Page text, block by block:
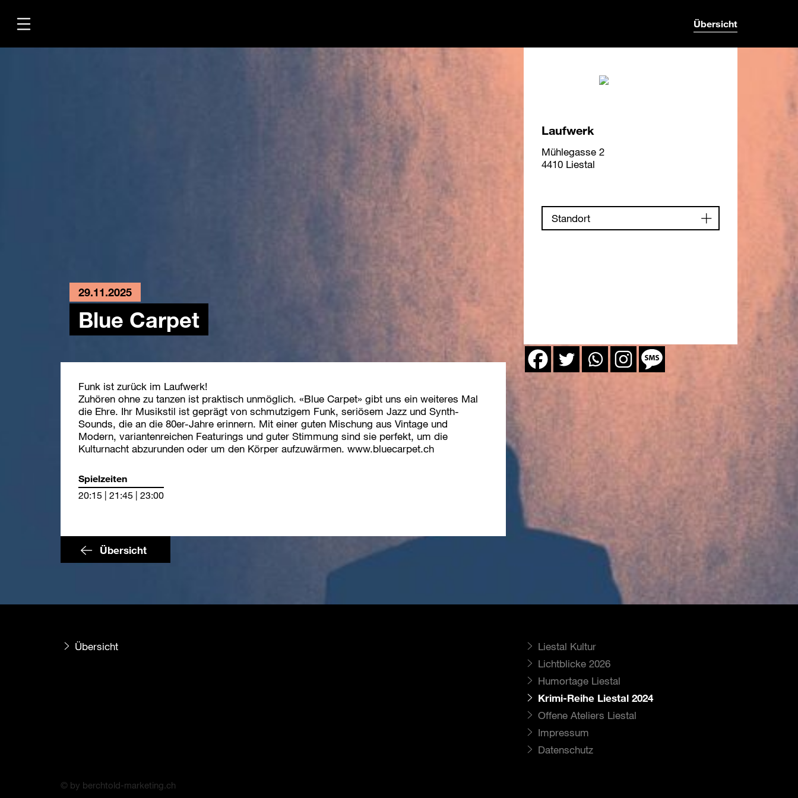
Übersicht
29.11.2025
Blue Carpet
Funk ist zurück im Laufwerk!
Zuhören ohne zu tanzen ist praktisch unmöglich. «Blue Carpet» gibt uns ein weiteres Mal
die Ehre. Ihr Musikstil ist geprägt von schmutzigem Funk, seriösem Jazz und Synth-
Sounds, die an die 80er-Jahre erinnern. Mit einer guten Mischung aus Vintage und
Modern, variantenreichen Featurings und guter Stimmung sind sie perfekt, um die
Kulturnacht abzurunden oder um den Körper aufzuwärmen. www.bluecarpet.ch
Spielzeiten
20:15 | 21:45 | 23:00
Laufwerk
Mühlegasse 2
4410 Liestal
Standort
Übersicht
Übersicht
Liestal Kultur
Lichtblicke 2026
Humortage Liestal
Krimi-Reihe Liestal 2024
Offene Ateliers Liestal
Impressum
Datenschutz
© by berchtold-marketing.ch